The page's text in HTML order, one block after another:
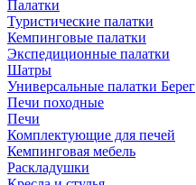
Палатки
Туристические палатки
Кемпинговые палатки
Экспедиционные палатки
Шатры
Универсальные палатки Берег
Печи походные
Печи
Комплектующие для печей
Кемпинговая мебель
Раскладушки